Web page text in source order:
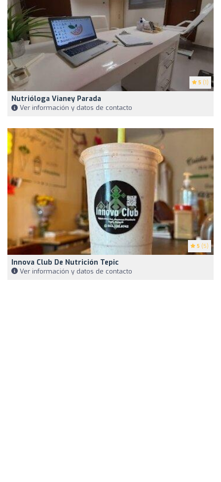
5 (1)
Nutrióloga Vianey Parada
Ver información y datos de contacto
5 (5)
Innova Club De Nutrición Tepic
Ver información y datos de contacto